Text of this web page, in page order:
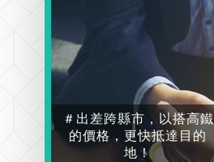
＃出差跨縣市，以搭高鐵
的價格，更快抵達目的
地！